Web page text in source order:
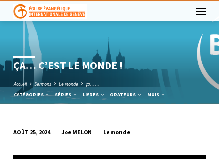
ÇA… C’EST LE MONDE !
Accueil Sermons Le monde
ça……
CATÉGORIES
SÉRIES LIVRES ORATEURS MOIS
C’EST
AOÛT 25, 2024 Joe MELON Le monde